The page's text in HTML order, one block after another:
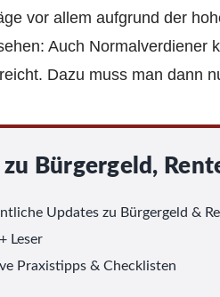
vor allem aufgrund der
Auch Normalverdiener
Dazu muss man dann
Bürgergeld,
Updates zu Bürgergeld &
Leser
Praxistipps & Checklisten